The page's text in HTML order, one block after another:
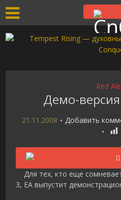
Red
Демо-
21.11.2008 Добавить
Для тех, кто еще
3, EA выпустит